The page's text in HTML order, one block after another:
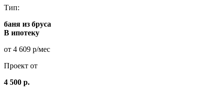
Тип:
баня из бруса
В ипотеку
от 4 609 р/мес
Проект от
4 500 р.